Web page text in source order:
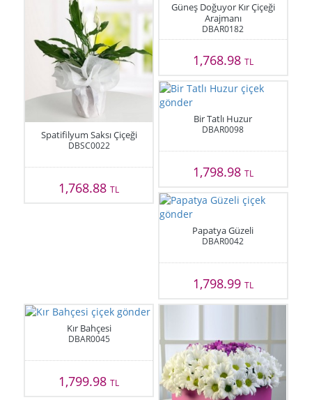
Spatifilyum Saksı Çiçeği
DBSC0022
1,768.88TL
Güneş Doğuyor Kır Çiçeği
Arajmanı
DBAR0182
1,768.98 TL
Bir Tatlı Huzur
DBAR0098
1,798.98 TL
Papatya Güzeli
DBAR0042
1,798.99 TL
Kır Bahçesi
DBAR0045
1,799.98TL